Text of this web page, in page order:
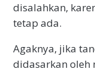
disalahkan,
tetap ada.
Agaknya, jika
didasarkan oleh